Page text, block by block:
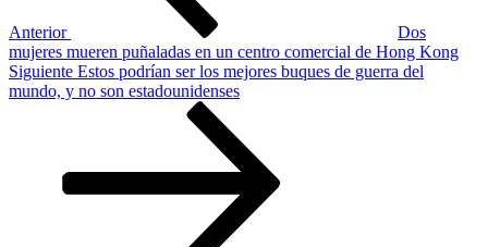
Anterior
Dos
mujeres mueren puñaladas en un centro comercial de Hong Kong
Siguiente
entrada
Siguiente Estos podrían ser los mejores buques de guerra del
mundo, y no son estadounidenses